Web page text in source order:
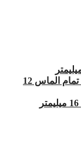
برقو ماشینی تنگستن کارباید تمام الماس 12